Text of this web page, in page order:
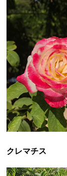
クレマチス